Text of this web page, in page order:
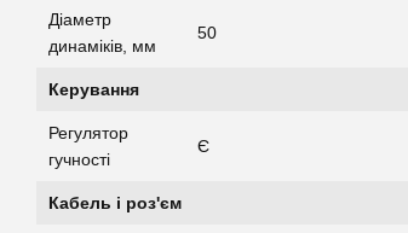
Діаметр
динаміків, мм
50
Керування
Регулятор
гучності
Є
Кабель і роз'єм